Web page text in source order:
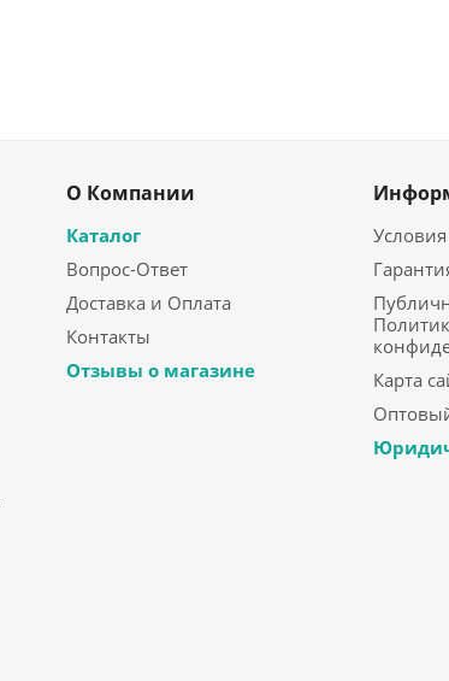
О Компании
Каталог
Вопрос-Ответ
Доставка и Оплата
Контакты
Отзывы о магазине
Карта